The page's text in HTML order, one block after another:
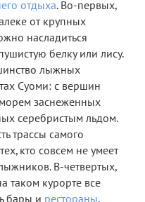
отдыха. Во-первых,
от крупных
насладиться
белку или лису.
лыжных
Суоми: с вершин
заснеженных
серебристым льдом.
трассы самого
кто совсем не умеет
В-четвертых,
таком курорте все
бары и рестораны,